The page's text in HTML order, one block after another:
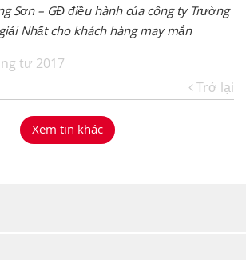
Sơn – GĐ điều hành của công ty Trường
Nhất cho khách hàng may mắn
tư 2017
Trở lại
Xem tin khác